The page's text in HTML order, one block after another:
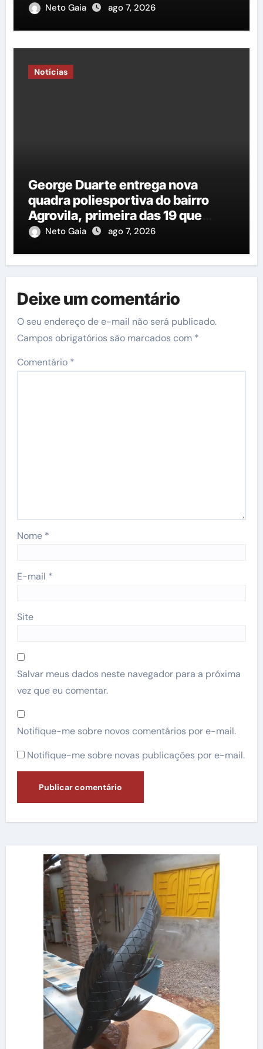
Neto Gaia ago 7, 2026
Notícias
George Duarte entrega nova
quadra poliesportiva do bairro
Agrovila, primeira das 19 que
estão em construção
Neto Gaia ago 7, 2026
Deixe um comentário
O seu endereço de e-mail não será publicado.
Campos obrigatórios são marcados com *
Comentário *
Nome *
E-mail *
Site
Salvar meus dados neste navegador para a próxima
vez que eu comentar.
Notifique-me sobre novos comentários por e-mail.
Notifique-me sobre novas publicações por e-mail.